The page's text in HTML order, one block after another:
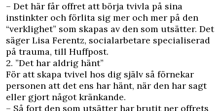
– Det här får offret att börja tvivla på sina
instinkter och förlita sig mer och mer på den
“verklighet” som skapas av den som utsätter. Det
säger Lisa Ferentz, socialarbetare specialiserad
på trauma, till Huffpost.
2. ”Det har aldrig hänt”
För att skapa tvivel hos dig själv så förnekar
personen att det ens har hänt, när den har sagt
eller gjort något kränkande.
– Så fort den som utsätter har brutit ner offrets